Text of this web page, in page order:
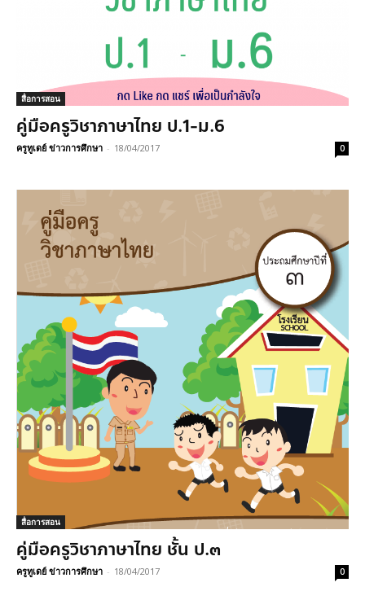
สื่อการสอน
คู่มือครูวิชาภาษาไทย ป.1-ม.6
ครูทูเดย์ ข่าวการศึกษา - 18/04/2017 0
สื่อการสอน
คู่มือครูวิชาภาษาไทย ชั้น ป.๓
ครูทูเดย์ ข่าวการศึกษา - 18/04/2017 0